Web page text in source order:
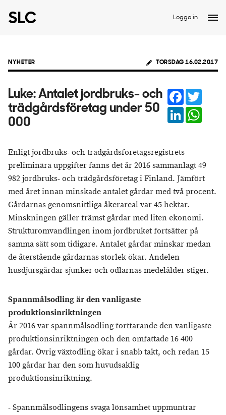
Logga in
NYHETER TORSDAG 16.02.2017
Luke: Antalet jordbruks- och
trädgårdsföretag under 50
000
Facebook
LinkedIn
Enligt jordbruks- och trädgårdsföretagsregistrets
preliminära uppgifter fanns det år 2016 sammanlagt 49
982 jordbruks- och trädgårdsföretag i Finland. Jämfört
med året innan minskade antalet gårdar med två procent.
Gårdarnas genomsnittliga åkerareal var 45 hektar.
Minskningen gäller främst gårdar med liten ekonomi.
Strukturomvandlingen inom jordbruket fortsätter på
samma sätt som tidigare. Antalet gårdar minskar medan
de återstående gårdarnas storlek ökar. Andelen
husdjursgårdar sjunker och odlarnas medelålder stiger.
Spannmålsodling är den vanligaste
produktionsinriktningen
År 2016 var spannmålsodling fortfarande den vanligaste
produktionsinriktningen och den omfattade 16 400
gårdar. Övrig växtodling ökar i snabb takt, och redan 15
100 gårdar har den som huvudsaklig
produktionsinriktning.
- Spannmålsodlingens svaga lönsamhet uppmuntrar